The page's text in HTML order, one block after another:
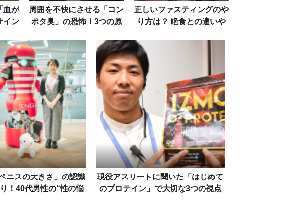
血が
イン
周囲を不快にさせる「コン
ポタ臭」の恐怖！3つの原
家に直撃
正しいファスティングのや
り方は？ 絶食との違いや
ニスの大きさ」の認識
！40代男性の“性の悩
現役アスリートに聞いた「はじめて
のプロテイン」で大切な3つの視点